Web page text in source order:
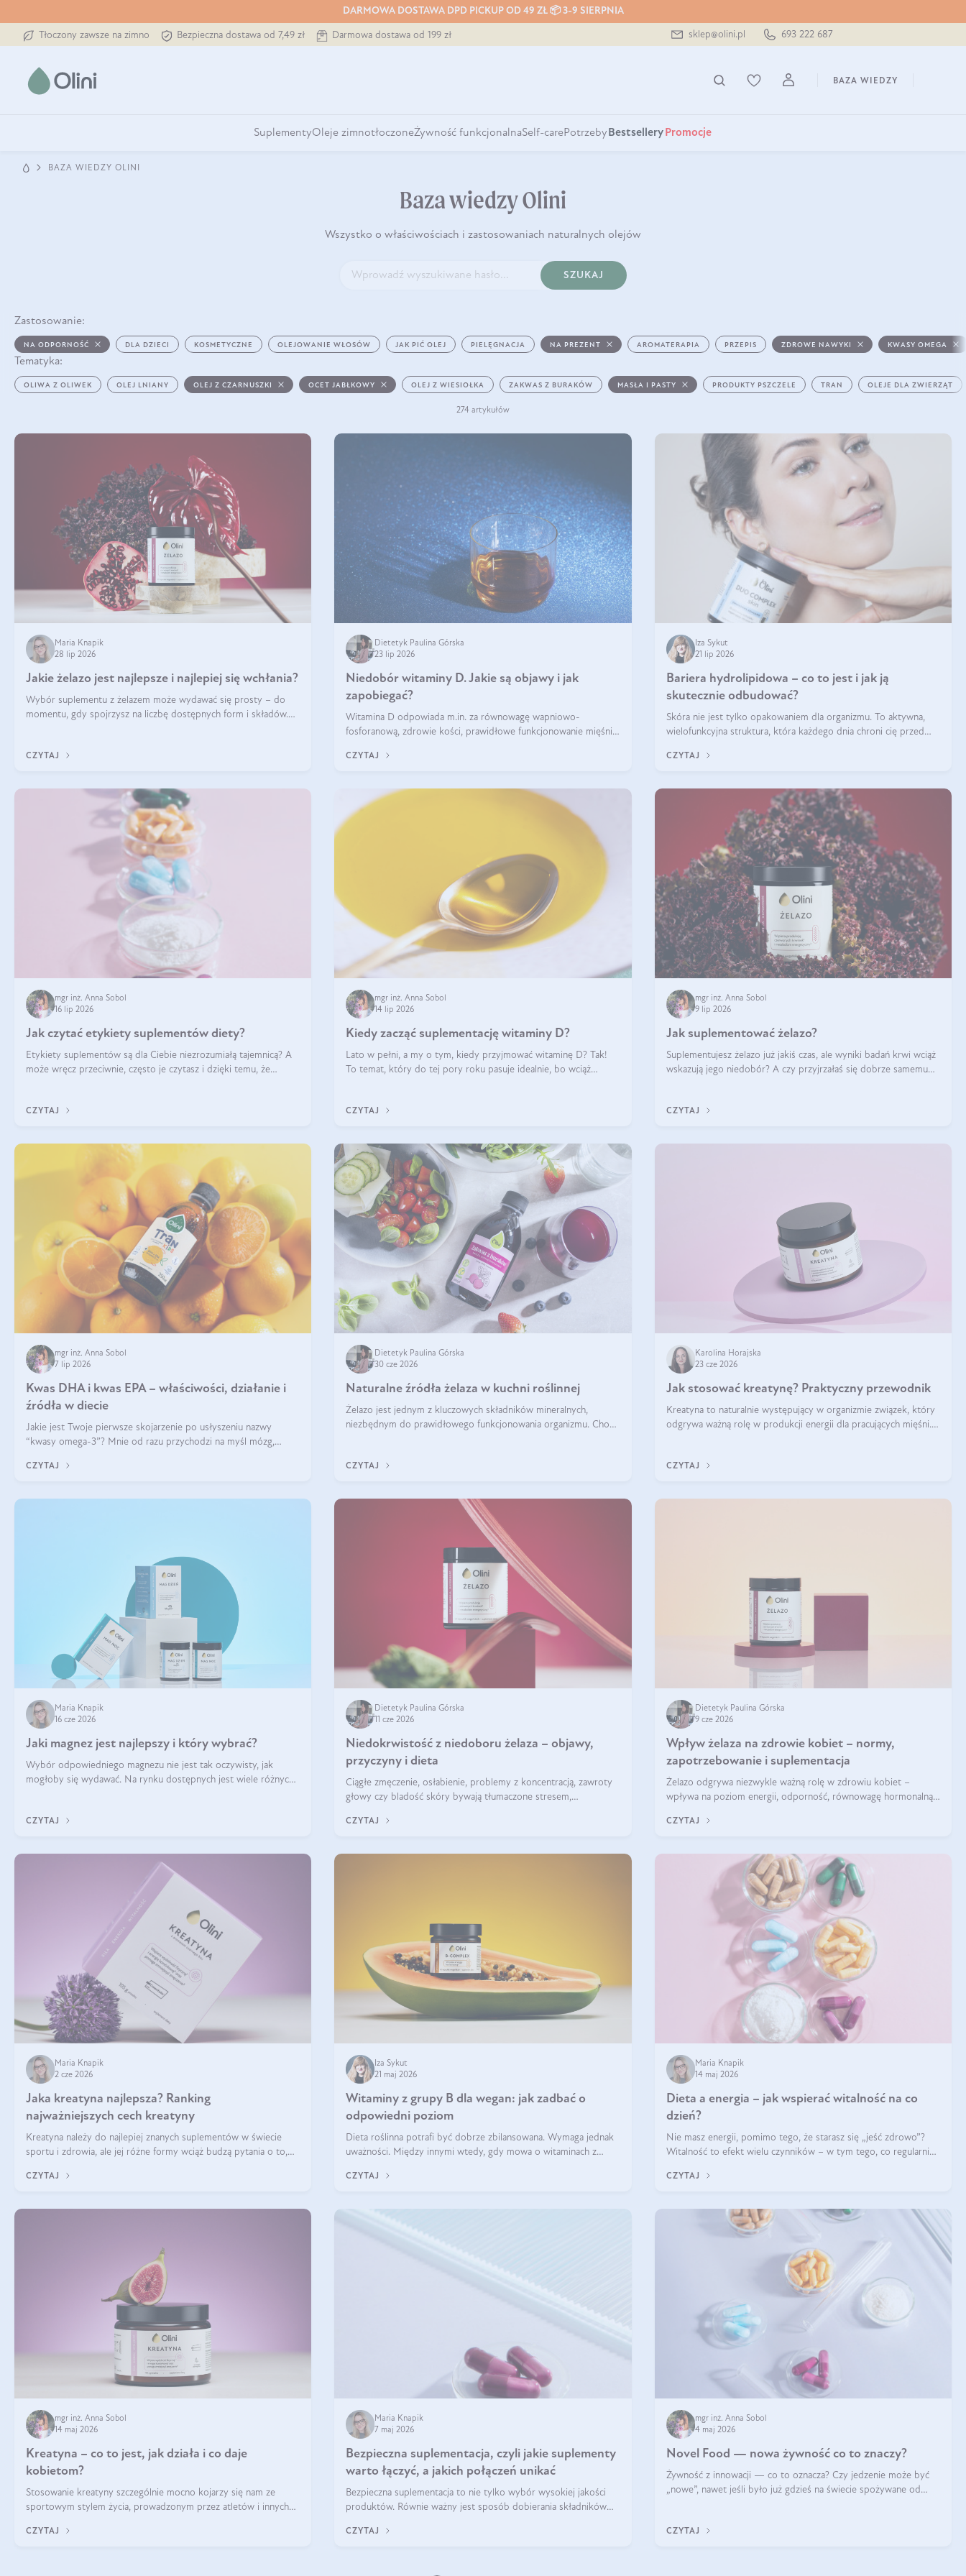
DARMOWA DOSTAWA DPD PICKUP OD 49 ZŁ 📦 3-9 SIERPNIA
Tłoczony zawsze na zimno Bezpieczna dostawa od 7,49 zł Darmowa dostawa od 199 zł sklep@olini.pl 693 222 687
BAZA WIEDZY
SuplementyOleje zimnotłoczoneŻywność funkcjonalnaSelf-carePotrzeby Bestsellery Promocje
BAZA WIEDZY OLINI
Baza wiedzy Olini
Wszystko o właściwościach i zastosowaniach naturalnych olejów
SZUKAJ
Zastosowanie:
NA ODPORNOŚĆ DLA DZIECI KOSMETYCZNE OLEJOWANIE WŁOSÓW JAK PIĆ OLEJ PIELĘGNACJA NA PREZENT AROMATERAPIA PRZEPIS ZDROWE NAWYKI KWASY OMEGA
Tematyka:
OLIWA Z OLIWEK OLEJ LNIANY OLEJ Z CZARNUSZKI OCET JABŁKOWY OLEJ Z WIESIOŁKA ZAKWAS Z BURAKÓW MASŁA I PASTY PRODUKTY PSZCZELE TRAN OLEJE DLA ZWIERZĄT
274 artykułów
Maria Knapik
28 lip 2026
Jakie żelazo jest najlepsze i najlepiej się wchłania?
Wybór suplementu z żelazem może wydawać się prosty – do
momentu, gdy spojrzysz na liczbę dostępnych form i składów.
suplement?
CZYTAJ
Dietetyk Paulina Górska
23 lip 2026
Niedobór witaminy D. Jakie są objawy i jak
zapobiegać?
Witamina D odpowiada m.in. za równowagę wapniowo-
fosforanową, zdrowie kości, prawidłowe funkcjonowanie mięśni i
pod wpływem słońca, niedobór witaminy D pozostaje częstym
CZYTAJ
Iza Sykut
21 lip 2026
Bariera hydrolipidowa – co to jest i jak ją
skutecznie odbudować?
Skóra nie jest tylko opakowaniem dla organizmu. To aktywna,
wielofunkcyjna struktura, która każdego dnia chroni cię przed
środowiskowymi. Jednym z jej kluczowych elementów jest
CZYTAJ
mgr inż. Anna Sobol
16 lip 2026
Jak czytać etykiety suplementów diety?
Etykiety suplementów są dla Ciebie niezrozumiałą tajemnicą? A
może wręcz przeciwnie, często je czytasz i dzięki temu, że
CZYTAJ
mgr inż. Anna Sobol
14 lip 2026
Kiedy zacząć suplementację witaminy D?
Lato w pełni, a my o tym, kiedy przyjmować witaminę D? Tak!
To temat, który do tej pory roku pasuje idealnie, bo wciąż
słońcu, aby witami
CZYTAJ
mgr inż. Anna Sobol
9 lip 2026
Jak suplementować żelazo?
Suplementujesz żelazo już jakiś czas, ale wyniki badań krwi wciąż
wskazują jego niedobór? A czy przyjrzałaś się dobrze samemu
CZYTAJ
mgr inż. Anna Sobol
7 lip 2026
Kwas DHA i kwas EPA – właściwości, działanie i
źródła w diecie
Jakie jest Twoje pierwsze skojarzenie po usłyszeniu nazwy
“kwasy omega-3”? Mnie od razu przychodzi na myśl mózg,
skupimy się głównie na dwóch kwasach z tej rodziny: DHA oraz
CZYTAJ
Dietetyk Paulina Górska
30 cze 2026
Naturalne źródła żelaza w kuchni roślinnej
Żelazo jest jednym z kluczowych składników mineralnych,
niezbędnym do prawidłowego funkcjonowania organizmu. Choć
źródeł tego pierwiastka.
CZYTAJ
Karolina Horajska
23 cze 2026
Jak stosować kreatynę? Praktyczny przewodnik
Kreatyna to naturalnie występujący w organizmie związek, który
odgrywa ważną rolę w produkcji energii dla pracujących mięśni.
prze
CZYTAJ
Maria Knapik
16 cze 2026
Jaki magnez jest najlepszy i który wybrać?
Wybór odpowiedniego magnezu nie jest tak oczywisty, jak
mogłoby się wydawać. Na rynku dostępnych jest wiele różnych
CZYTAJ
Dietetyk Paulina Górska
11 cze 2026
Niedokrwistość z niedoboru żelaza – objawy,
przyczyny i dieta
Ciągłe zmęczenie, osłabienie, problemy z koncentracją, zawroty
głowy czy bladość skóry bywają tłumaczone stresem,
może być niedokrwistość z niedoboru żelaza.
CZYTAJ
Dietetyk Paulina Górska
9 cze 2026
Wpływ żelaza na zdrowie kobiet – normy,
zapotrzebowanie i suplementacja
Żelazo odgrywa niezwykle ważną rolę w zdrowiu kobiet –
wpływa na poziom energii, odporność, równowagę hormonalną i
niedobór może prowadzić m.in. do zmęczenia, bólów i zawrotów
CZYTAJ
Maria Knapik
2 cze 2026
Jaka kreatyna najlepsza? Ranking
najważniejszych cech kreatyny
Kreatyna należy do najlepiej znanych suplementów w świecie
sportu i zdrowia, ale jej różne formy wciąż budzą pytania o to,
przyglądamy się temu, jaka forma kreatyny jest najlepsza.
CZYTAJ
Iza Sykut
21 maj 2026
Witaminy z grupy B dla wegan: jak zadbać o
odpowiedni poziom
Dieta roślinna potrafi być dobrze zbilansowana. Wymaga jednak
uważności. Między innymi wtedy, gdy mowa o witaminach z
naczyń połączonych.
CZYTAJ
Maria Knapik
14 maj 2026
Dieta a energia – jak wspierać witalność na co
dzień?
Nie masz energii, pomimo tego, że starasz się „jeść zdrowo”?
Witalność to efekt wielu czynników – w tym tego, co regularnie
się w zależności od osoby
CZYTAJ
mgr inż. Anna Sobol
14 maj 2026
Kreatyna – co to jest, jak działa i co daje
kobietom?
Stosowanie kreatyny szczególnie mocno kojarzy się nam ze
sportowym stylem życia, prowadzonym przez atletów i innych
ten naturalny metabolit aminokwasów poprawia wydolność i
CZYTAJ
Maria Knapik
7 maj 2026
Bezpieczna suplementacja, czyli jakie suplementy
warto łączyć, a jakich połączeń unikać
Bezpieczna suplementacja to nie tylko wybór wysokiej jakości
produktów. Równie ważny jest sposób dobierania składników
łączyć suplementy diety? Poznaj nasze wskazówki.
CZYTAJ
mgr inż. Anna Sobol
4 maj 2026
Novel Food — nowa żywność co to znaczy?
Żywność z innowacji — co to oznacza? Czy jedzenie może być
„nowe”, nawet jeśli było już gdzieś na świecie spożywane od
poznasz definicję n
CZYTAJ